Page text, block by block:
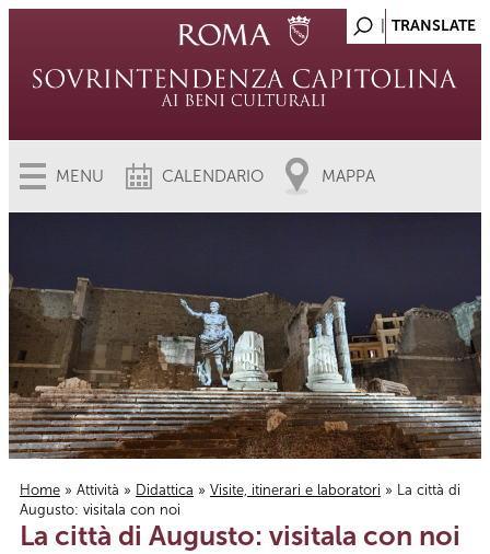
MENU CALENDARIO MAPPA
Tu sei qui
Home » Attività » Didattica » Visite, itinerari e laboratori » La città di
Augusto: visitala con noi
La città di Augusto: visitala con noi